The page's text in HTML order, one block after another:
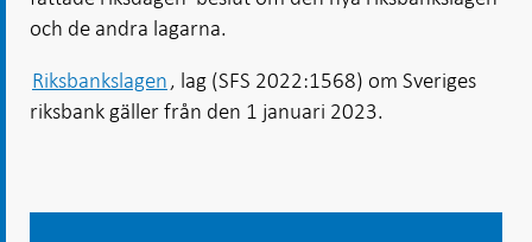
och de andra lagarna.
Riksbankslagen, lag (SFS 2022:1568) om Sveriges
riksbank gäller från den 1 januari 2023.